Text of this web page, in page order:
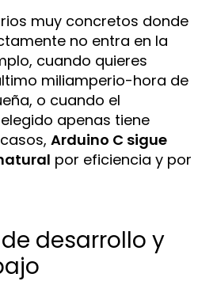
muy concretos donde
no entra en la
cuando quieres
miliamperio-hora de
o cuando el
apenas tiene
casos,Arduino C sigue
por eficiencia y por
desarrollo y